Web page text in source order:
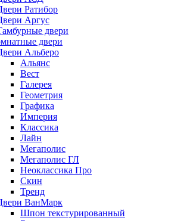
Ратибор
Аргус
двери
двери
Альберо
Альянс
Вест
Галерея
Геометрия
Графика
Империя
Классика
Лайн
Мегаполис
Мегаполис ГЛ
Неоклассика Про
Скин
Тренд
ВанМарк
Шпон текстурированный